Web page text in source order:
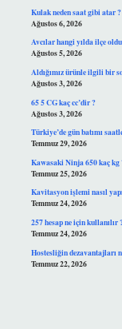
Kulak neden saat gibi atar ?
Ağustos 6, 2026
Avcılar hangi yılda ilçe
Ağustos 5, 2026
Aldığımız ürünle ilgili bir
Ağustos 3, 2026
65 5 CG kaç cc’dir ?
Ağustos 3, 2026
Türkiye’de gün batımı
Temmuz 29, 2026
Kawasaki Ninja 650 kaç kg
Temmuz 25, 2026
Kavitasyon işlemi nasıl
Temmuz 24, 2026
257 hesap ne için kullanılır
Temmuz 24, 2026
Hostesliğin dezavantajları
Temmuz 22, 2026